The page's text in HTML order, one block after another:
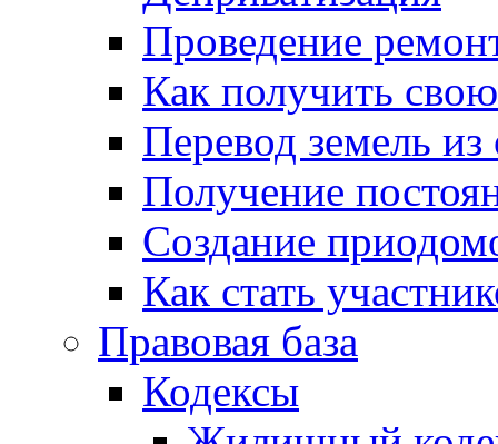
Проведение
Как получить
Перевод земель
Получение
Создание
Как стать
Правовая база
Кодексы